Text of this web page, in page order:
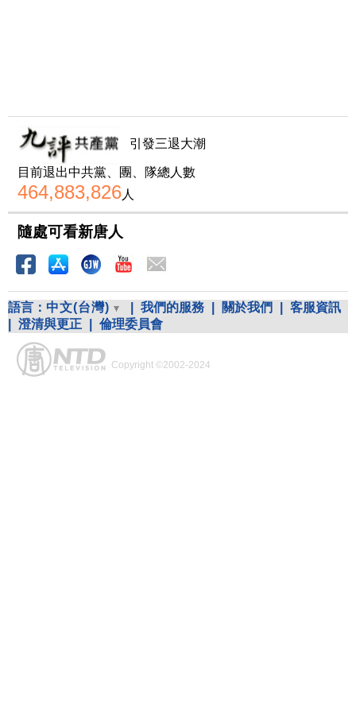
引發三退大潮
目前退出中共黨、團、隊總人數
464,883,826人
隨處可看新唐人
語言： 中文(台灣) 我們的服務 關於我們
客服資訊
澄清與更正 倫理委員會
Copyright ©2002-2024